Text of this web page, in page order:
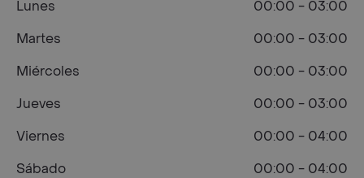
Lunes
00:00 - 03:00
Martes
00:00 - 03:00
Miércoles
00:00 - 03:00
Jueves
00:00 - 03:00
Viernes
00:00 - 04:00
Sábado
00:00 - 04:00